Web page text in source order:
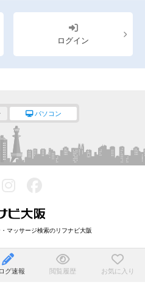
ログイン
パソコン
マッサージ検索のリフナビ大阪
グ速報 閲覧履歴 お気に入り